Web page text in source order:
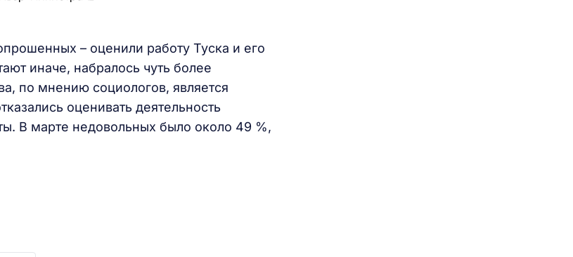
– оценили работу Туска и его
иначе, набралось чуть более
по мнению социологов, является
оценивать деятельность
В марте недовольных было около 49 %,